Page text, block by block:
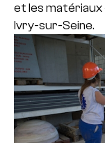
et les matériaux
Ivry-sur-Seine.